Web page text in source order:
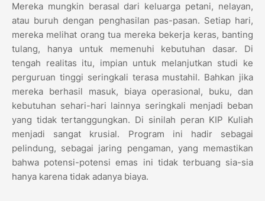
Mereka mungkin berasal dari keluarga petani, nelayan,
atau buruh dengan penghasilan pas-pasan. Setiap hari,
mereka melihat orang tua mereka bekerja keras, banting
tulang, hanya untuk memenuhi kebutuhan dasar. Di
tengah realitas itu, impian untuk melanjutkan studi ke
perguruan tinggi seringkali terasa mustahil. Bahkan jika
mereka berhasil masuk, biaya operasional, buku, dan
kebutuhan sehari-hari lainnya seringkali menjadi beban
yang tidak tertanggungkan. Di sinilah peran KIP Kuliah
menjadi sangat krusial. Program ini hadir sebagai
pelindung, sebagai jaring pengaman, yang memastikan
bahwa potensi-potensi emas ini tidak terbuang sia-sia
hanya karena tidak adanya biaya.